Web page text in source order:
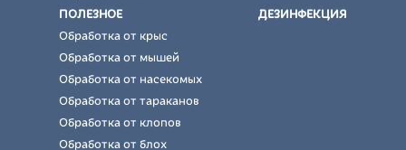
ПОЛЕЗНОЕ
Обработка от крыс
Обработка от мышей
Обработка от насекомых
Обработка от тараканов
Обработка от клопов
Обработка от блох
ДЕЗИНФЕКЦИЯ